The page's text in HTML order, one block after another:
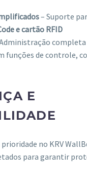
– Suporte
e cartão RFID
completa
funções de controle,
E
no KRV
para garantir